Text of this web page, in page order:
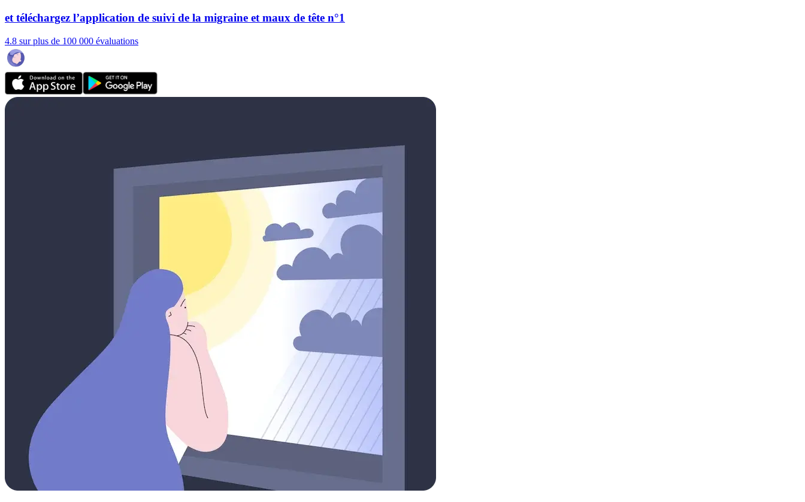
et téléchargez l’application de suivi de la migraine et maux de tête n°1
4.8 sur plus de 100 000 évaluations